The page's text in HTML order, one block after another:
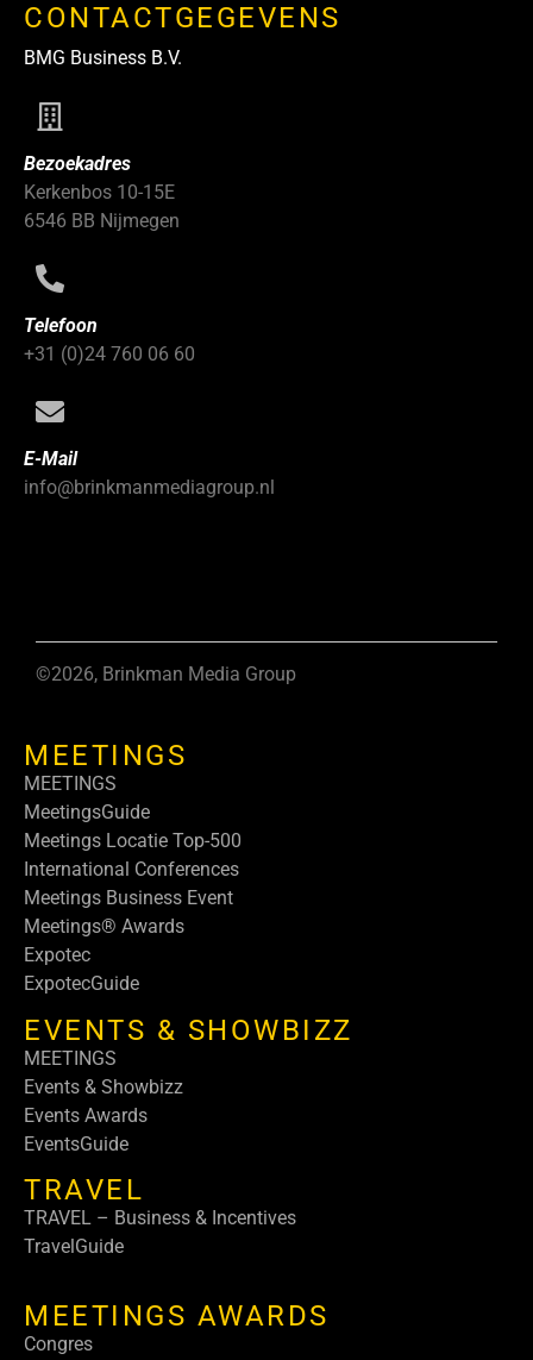
CONTACTGEGEVENS
BMG Business B.V.
Bezoekadres
Kerkenbos 10-15E
6546 BB Nijmegen
Telefoon
+31 (0)24 760 06 60
E-Mail
info@brinkmanmediagroup.nl
©2026, Brinkman Media Group
MEETINGS
MEETINGS
MeetingsGuide
Meetings Locatie Top-500
International Conferences
Meetings Business Event
Meetings® Awards
Expotec
ExpotecGuide
EVENTS & SHOWBIZZ
MEETINGS
Events & Showbizz
Events Awards
EventsGuide
TRAVEL
TRAVEL – Business & Incentives
TravelGuide
MEETINGS AWARDS
Congres